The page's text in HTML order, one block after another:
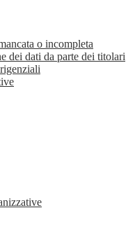
o incompleta
dei dati da parte dei titolari